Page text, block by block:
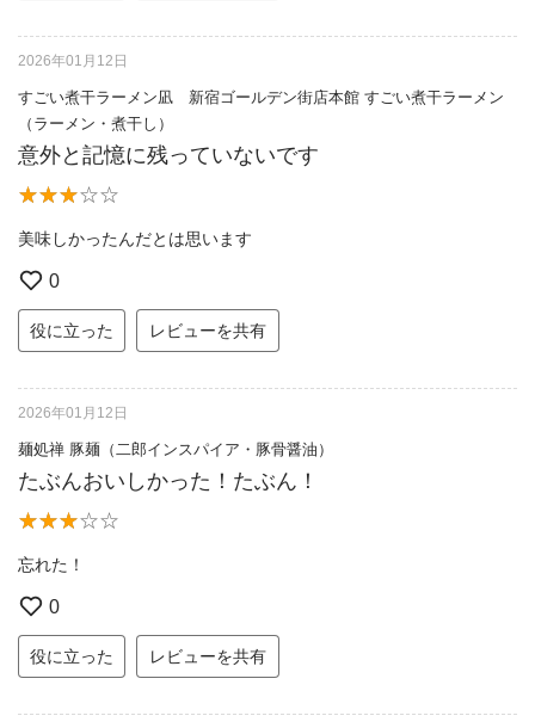
2026年01月12日
すごい煮干ラーメン凪 新宿ゴールデン街店本館 すごい煮干ラーメン
（ラーメン・煮干し）
意外と記憶に残っていないです
美味しかったんだとは思います
0
役に立った レビューを共有
2026年01月12日
麺処禅 豚麺（二郎インスパイア・豚骨醤油）
たぶんおいしかった！たぶん！
忘れた！
0
役に立った レビューを共有